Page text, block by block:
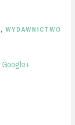
, WYDAWNICTWO
Google+